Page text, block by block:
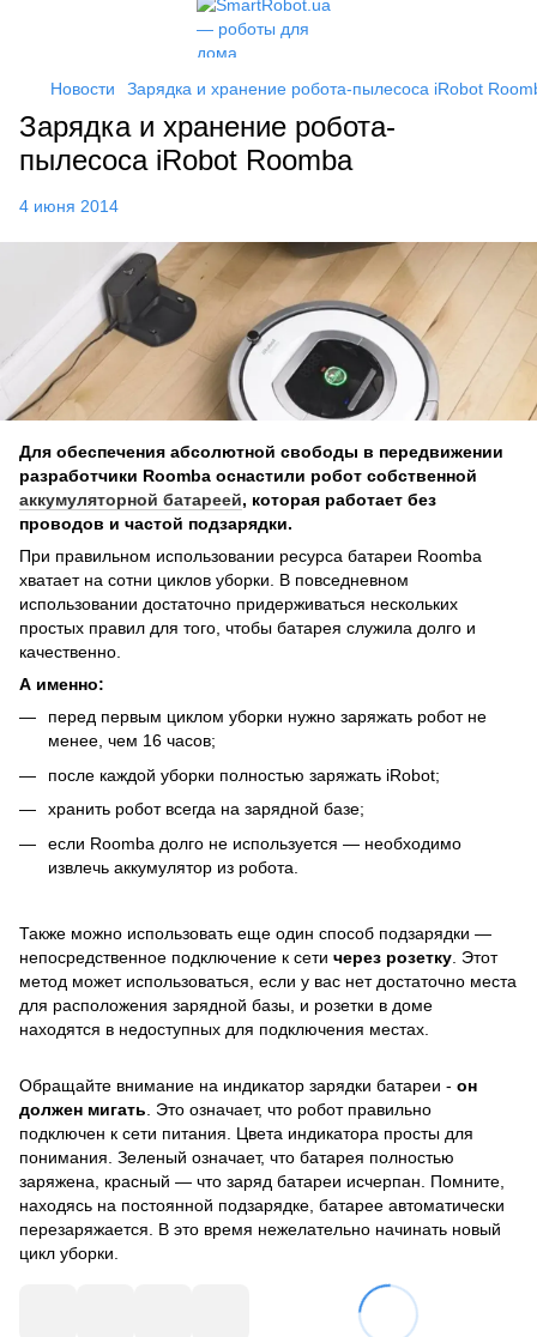
Новости Зарядка и хранение робота-пылесоса iRobot
Зарядка и хранение робота-
пылесоса iRobot Roomba
4 июня 2014
Для обеспечения абсолютной свободы в передвижении
разработчики Roomba оснастили робот собственной
аккумуляторной батареей, которая работает без
проводов и частой подзарядки.
При правильном использовании ресурса батареи Roomba
хватает на сотни циклов уборки. В повседневном
использовании достаточно придерживаться нескольких
простых правил для того, чтобы батарея служила долго и
качественно.
А именно:
перед первым циклом уборки нужно заряжать робот не
менее, чем 16 часов;
после каждой уборки полностью заряжать iRobot;
хранить робот всегда на зарядной базе;
если Roomba долго не используется — необходимо
извлечь аккумулятор из робота.
Также можно использовать еще один способ подзарядки —
непосредственное подключение к сети через розетку . Этот
метод может использоваться, если у вас нет достаточно места
для расположения зарядной базы, и розетки в доме
находятся в недоступных для подключения местах.
Обращайте внимание на индикатор зарядки батареи - он
должен мигать . Это означает, что робот правильно
подключен к сети питания. Цвета индикатора просты для
понимания. Зеленый означает, что батарея полностью
заряжена, красный — что заряд батареи исчерпан. Помните,
находясь на постоянной подзарядке, батарее автоматически
перезаряжается. В это время нежелательно начинать новый
цикл уборки.